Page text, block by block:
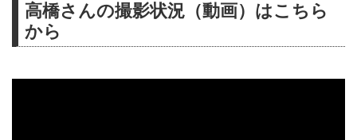
高橋さんの撮影状況（動画）はこちら
から